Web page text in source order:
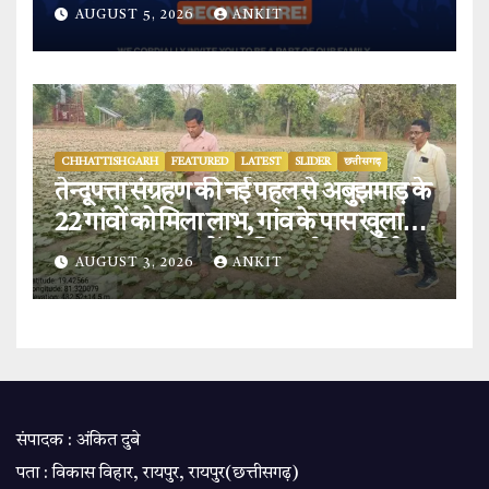
AUGUST 5, 2026 ANKIT
CHHATTISHGARH FEATURED LATEST SLIDER छत्तीसगढ़
तेन्दूपत्ता संग्रहण की नई पहल से अबुझमाड़ के
22 गांवों को मिला लाभ, गांव के पास खुला
फड़, 365 संग्राहकों को मिला सीधा आर्थिक
लाभ.
AUGUST 3, 2026 ANKIT
संपादक : अंकित दुबे
पता : विकास विहार, रायपुर, रायपुर(छत्तीसगढ़)